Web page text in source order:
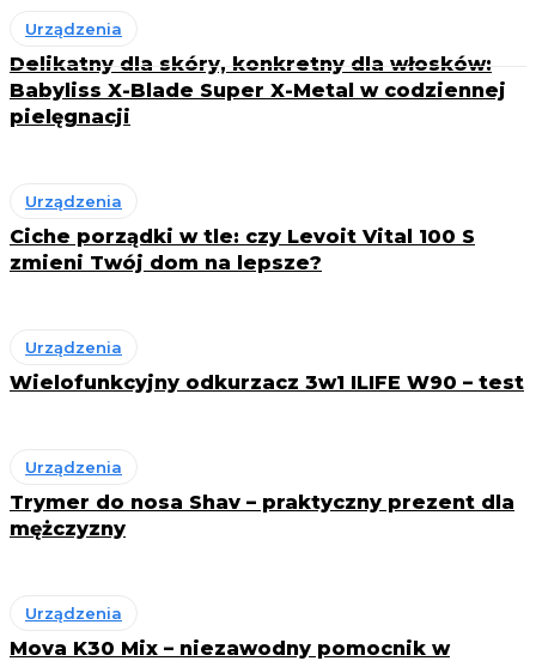
Urządzenia
Delikatny dla skóry, konkretny dla włosków:
Babyliss X-Blade Super X-Metal w codziennej
pielęgnacji
Urządzenia
Ciche porządki w tle: czy Levoit Vital 100 S
zmieni Twój dom na lepsze?
Urządzenia
Wielofunkcyjny odkurzacz 3w1 ILIFE W90 – test
Urządzenia
Trymer do nosa Shav – praktyczny prezent dla
mężczyzny
Urządzenia
Mova K30 Mix – niezawodny pomocnik w